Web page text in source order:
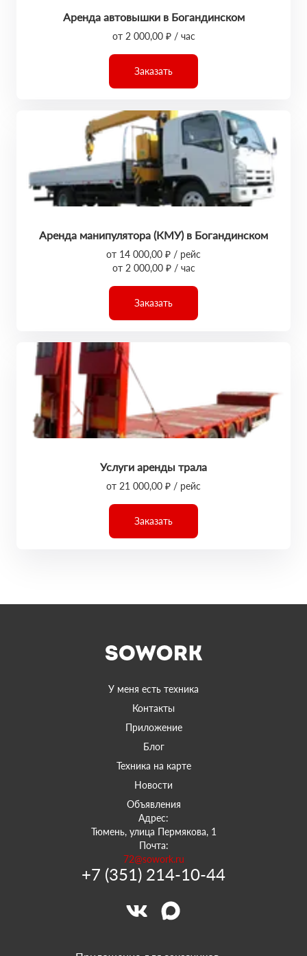
Аренда автовышки в Богандинском
от 2 000,00 ₽ / час
Заказать
Аренда манипулятора (КМУ) в Богандинском
от 14 000,00 ₽ / рейс
от 2 000,00 ₽ / час
Заказать
Услуги аренды трала
от 21 000,00 ₽ / рейс
Заказать
У меня есть техника
Контакты
Приложение
Блог
Техника на карте
Новости
Объявления
Адрес:
Тюмень, улица Пермякова, 1
Почта:
72@sowork.ru
+7 (351) 214-10-44